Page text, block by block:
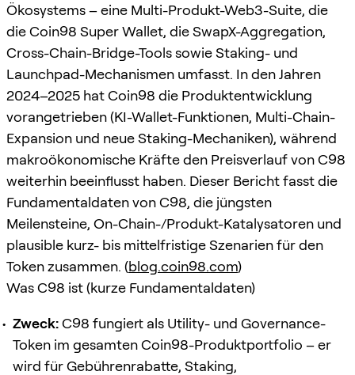
Ökosystems – eine Multi-Produkt-Web3-Suite, die
die Coin98 Super Wallet, die SwapX-Aggregation,
Cross-Chain-Bridge-Tools sowie Staking- und
Launchpad-Mechanismen umfasst. In den Jahren
2024–2025 hat Coin98 die Produktentwicklung
vorangetrieben (KI-Wallet-Funktionen, Multi-Chain-
Expansion und neue Staking-Mechaniken), während
makroökonomische Kräfte den Preisverlauf von C98
weiterhin beeinflusst haben. Dieser Bericht fasst die
Fundamentaldaten von C98, die jüngsten
Meilensteine, On-Chain-/Produkt-Katalysatoren und
plausible kurz- bis mittelfristige Szenarien für den
Token zusammen. (blog.coin98.com)
Was C98 ist (kurze Fundamentaldaten)
Zweck:C98 fungiert als Utility- und Governance-
Token im gesamten Coin98-Produktportfolio – er
wird für Gebührenrabatte, Staking,